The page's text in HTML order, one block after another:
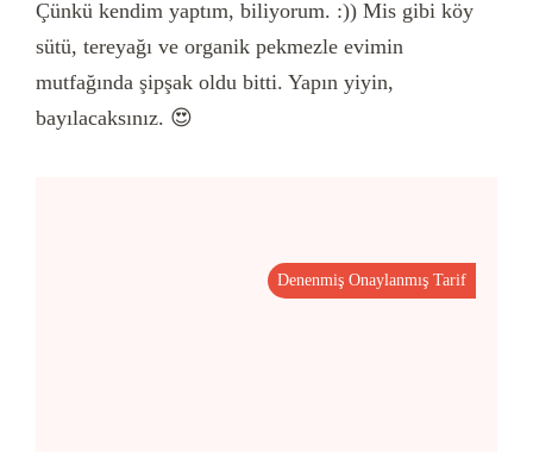
Çünkü kendim yaptım, biliyorum. :)) Mis gibi köy
sütü, tereyağı ve organik pekmezle evimin
mutfağında şipşak oldu bitti. Yapın yiyin,
bayılacaksınız. 😍
Denenmiş Onaylanmış Tarif